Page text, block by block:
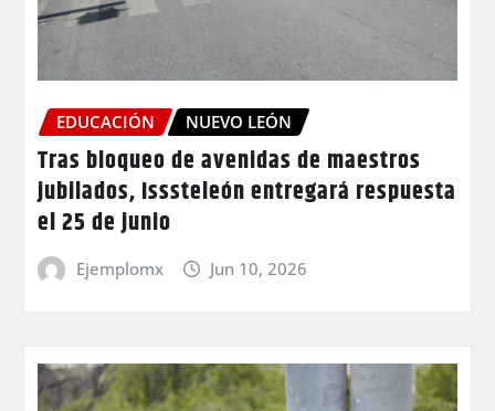
EDUCACIÓN NUEVO LEÓN
Tras bloqueo de avenidas de maestros
jubilados, Isssteleón entregará respuesta
el 25 de junio
Ejemplomx Jun 10, 2026